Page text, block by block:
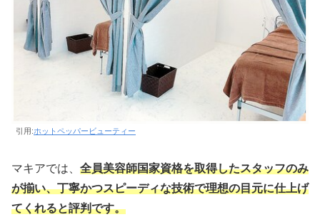
引用:ホットペッパービューティー
マキアでは、 全員美容師国家資格を取得したスタッフのみ
が揃い、丁寧かつスピーディな技術で理想の目元に仕上げ
てくれると評判です。